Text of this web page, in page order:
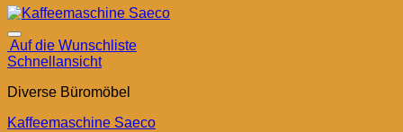
Auf die Wunschliste
Schnellansicht
Diverse Büromöbel
Kaffeemaschine Saeco